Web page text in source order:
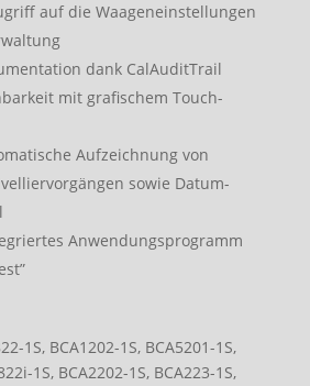
auf die Waageneinstellungen
dank CalAuditTrail
mit grafischem Touch-
Aufzeichnung von
sowie Datum-
Anwendungsprogramm
1S, BCA1202-1S, BCA5201-1S,
1S, BCA2202-1S, BCA223-1S,